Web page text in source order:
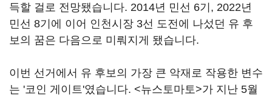
득할 걸로 전망됐습니다. 2014년 민선 6기, 2022년
민선 8기에 이어 인천시장 3선 도전에 나섰던 유 후
보의 꿈은 다음으로 미뤄지게 됐습니다.
이번 선거에서 유 후보의 가장 큰 악재로 작용한 변수
는 '코인 게이트'였습니다. <뉴스토마토>가 지난 5월